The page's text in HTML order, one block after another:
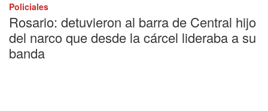
Policiales
Rosario: detuvieron al barra de Central hijo
del narco que desde la cárcel lideraba a su
banda